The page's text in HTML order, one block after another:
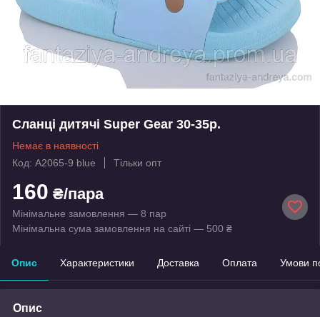
Сланці дитячі Super Gear 30-35р.
Немає в наявності
Код: A2065-9 blue
Тільки опт
160 ₴/пара
Мінімальне замовлення — 8 пар
Мінімальна сума замовлення на сайті — 500 ₴
Опис Характеристики Доставка Оплата Умови
Опис